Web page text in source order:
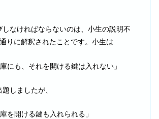
なければならないのは、小生の説明不
りに解釈されたことです。小生は
にも、それを開ける鍵は入れない」
しましたが、
を開ける鍵も入れられる」